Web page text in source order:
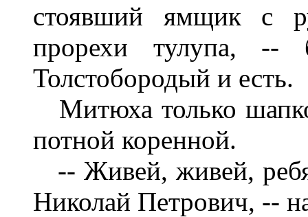
стоявший ямщик с
прорехи тулупа, --
Толстобородый и есть.
Митюха только
потной коренной.
-- Живей, живей,
Николай Петрович, --